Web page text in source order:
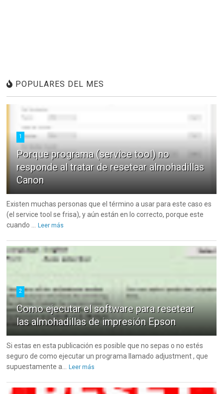
POPULARES DEL MES
1
Porque programa (service tool) no
responde al tratar de resetear almohadillas
Canon
Existen muchas personas que el término a usar para este caso es
(el service tool se frisa), y aún están en lo correcto, porque este
cuando ... Leer más
2
Como ejecutar el software para resetear
las almohadillas de impresión Epson
Si estas en esta publicación es posible que no sepas o no estés
seguro de como ejecutar un programa llamado adjustment , que
supuestamente a... Leer más